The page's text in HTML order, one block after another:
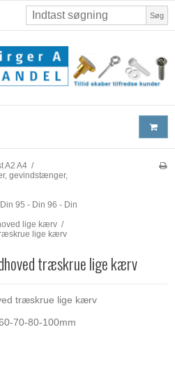
Søg
A2 A4 /
gevindstænger,
95 - Din 96 - Din
lige kærv /
lige kærv
træskrue lige kærv
træskrue lige kærv
70-80-100mm